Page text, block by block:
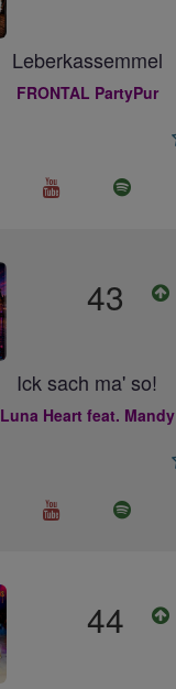
Leberkassemmel
FRONTAL PartyPur
43
Ick sach ma' so!
Luna Heart feat. Mandy
44